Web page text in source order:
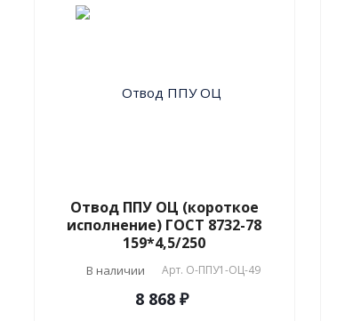
Отвод ППУ ОЦ (короткое
исполнение) ГОСТ 8732-78
159*4,5/250
В наличии Арт. О-ППУ1-ОЦ-49
8 868 ₽